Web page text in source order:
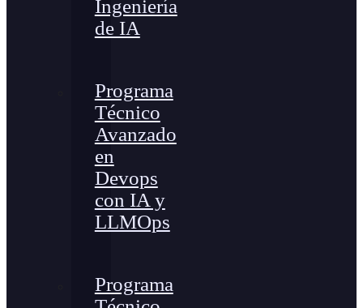
Ingeniería
de IA
Programa
Técnico
Avanzado
en
Devops
con IA y
LLMOps
Programa